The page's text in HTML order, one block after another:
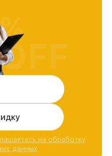
на обработку
данных
%
OFF